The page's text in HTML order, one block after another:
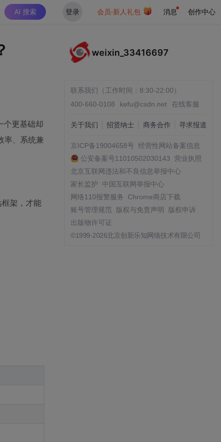
AI 搜索 登录 会员·新人礼包 消息 创作中心
个更基础却
率、系统兼
架，才能
weixin_33416697
联系我们（工作时间：8:30-22:00）
400-660-0108
kefu@csdn.net 在线客服
关于我们 招贤纳士 商务合作 寻求报道
京ICP备19004658号 经营性网站备案信息
公安备案号11010502030143 营业执照
北京互联网违法和不良信息举报中心
家长监护
中国互联网举报中心
网络110报警服务
Chrome商店下载
账号管理规范
版权与免责声明
版权申诉
出版物许可证
©1999-2026北京创新乐知网络技术有限公司